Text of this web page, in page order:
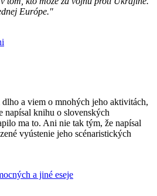
Európe."
a viem o mnohých jeho aktivitách,
napísal knihu o slovenských
ma to. Ani nie tak tým, že napísal
vyústenie jeho scénaristických